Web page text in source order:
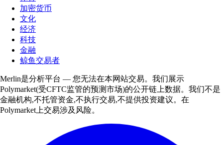
加密货币
文化
经济
科技
金融
鲸鱼交易者
Merlin是分析平台 — 您无法在本网站交易。我们展示
Polymarket(受CFTC监管的预测市场)的公开链上数据。我们不是
金融机构,不托管资金,不执行交易,不提供投资建议。在
Polymarket上交易涉及风险。